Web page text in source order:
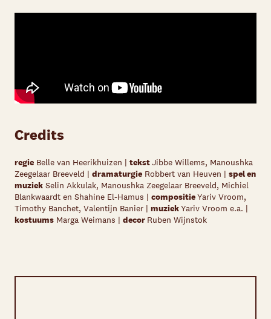
Credits
regie Belle van Heerikhuizen | tekstJibbe Willems, Manoushka
Zeegelaar Breeveld | dramaturgie Robbert van Heuven | spel en
muziek Selin Akkulak, Manoushka Zeegelaar Breeveld, Michiel
Blankwaardt en Shahine El-Hamus | compositieYariv Vroom,
Timothy Banchet, Valentijn Banier | muziekYariv Vroom e.a. |
kostuums Marga Weimans | decor Ruben Wijnstok